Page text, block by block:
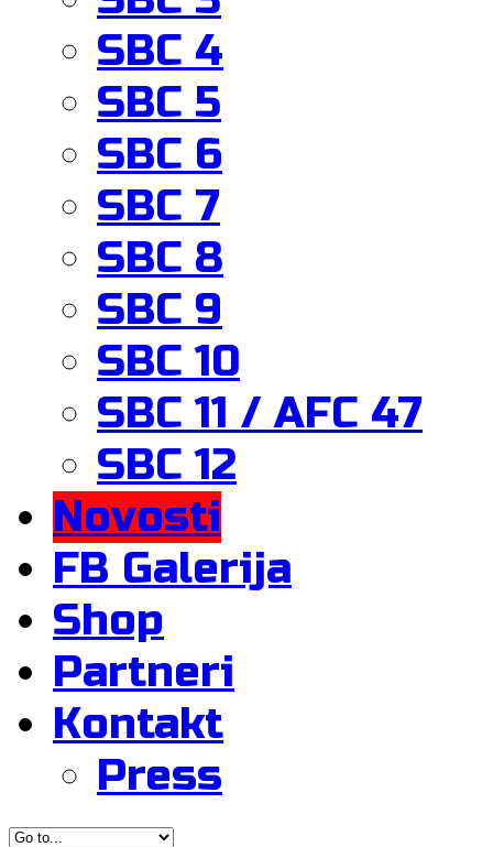
SBC 4
SBC 5
SBC 6
SBC 7
SBC 8
SBC 9
SBC 10
SBC 11 / AFC 47
SBC 12
Novosti
FB Galerija
Shop
Partneri
Kontakt
Press